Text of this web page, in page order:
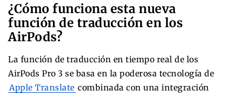
¿Cómo funciona esta nueva
función de traducción en los
AirPods?
La función de traducción en tiempo real de los
AirPods Pro 3 se basa en la poderosa tecnología de
Apple Translate combinada con una integración